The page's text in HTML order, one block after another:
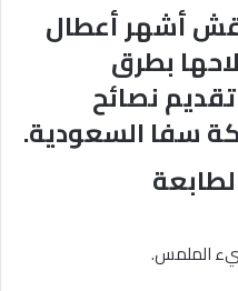
أشهر أعطال
بطرق
نصائح
سفا السعودية.
الملمس.